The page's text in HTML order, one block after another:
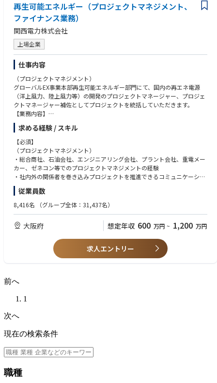
◆Why Join Us?◆
戦略コンサルから再エネ開発まで、エネルギー×デジタル×課題解決を横
断する成長フィールドがあります。
日本発の 24/7 CFE（Carbon-Free Energy）実装をリードする最前線で、
テイラーメードなコンサルテーションが可能です。
難易度の高いエネルギー×デジタル×課題解決を、国内最大級のバックグ
ラウンドとスタートアップ/ベンチャーのスピード感で実現可能です。
◆実績事例◆
東宝株式会社様
映像制作の CO₂ 削減ロードマップ策定と 24/7 CFE 電源導入を支援。
https://www.jera.co.jp/news/information/20241129_2071
ヤマトホールディングス様
EV・蓄電池を含む自社リソースを統合管理するエネマネ体制を構築。
https://www.jera.co.jp/news/information/20250108_2103
～パートナーエコシステム～
ウエスト HD と太陽光 PPA、Power X と蓄電池を共同推進するなど、スタ
ートアップから地域企業まで多彩なプレイヤーと連携し、脱炭素社会の実
装を加速しています。
再生可能エネルギー（プロジェクトマネジメント、
ファイナンス業務）
関西電力株式会社
上場企業
仕事内容
（プロジェクトマネジメント）
グローバルEX事業本部再生可能エネルギー部門にて、国内の再エネ電源
（洋上風力、陸上風力等）の開発のプロジェクトマネージャー、プロジェ
クトマネージャー補佐としてプロジェクトを統括していただきます。
【業務内容】
・新規案件（候補地）の発掘
・事業性評価
・事業パートナーの選定・協議
・各種契約の締結
・プロジェクトファインナンスの組成
・関係省庁、自治体等との協議、調整
・プロジェクトの全体工程の策定と管理
（ファイナンス業務）
・再エネ発電事業におけるプロジェクトファイナンスの組成
・金融機関との折衝、キャッシュフローモデルの作成
・財務リスクの評価、検討、保険の組成
※ジョブローテーションに合わせてその他当社業務全般（出向等含む）に
求める経験 / スキル
【必須】
（プロジェクトマネジメント）
・総合商社、石油会社、エンジニアリング会社、プラント会社、重電メー
カー、ゼネコン等でのプロジェクトマネジメントの経験
・社内外の関係者を巻き込みプロジェクトを推進できるコミュニケーショ
ン能力・折衝力・行動力
（ファイナンス業務）
・金融機関、事業会社、コンサルティング会社でのプロジェクトファイナ
・大手銀行の法人営業、金融機関（保険会社含む）の審査部、不動産投資
会社でのファイナンス、アセット管理経験、シンジケートローンのリファ
従業員数
8,416名 （グループ全体：31,437名）
大阪府 想定年収 600 万円 ~ 1,200 万円
求人エントリー
前へ
1
次へ
現在の検索条件
職種